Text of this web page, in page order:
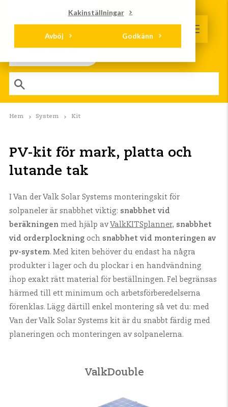
Kakinställningar
Godkänn
Avböj
Hem System Kit
PV-kit för mark, platta och
lutande tak
I Van der Valk Solar Systems monteringskit för
solpaneler är snabbhet viktig: snabbhet vid
beräkningen med hjälp av ValkKITSplanner, snabbhet
vid orderplockning och snabbhet vid monteringen av
pv-system. Med kiten behöver du endast ha några
produkter i lager och du plockar i en handvändning
ihop exakt rätt material för beställningen. Fel begränsas
härmed till ett minimum och arbetsförberedelserna
förenklas. Lägg därtill enkel montering så vet du: med
Van der Valk Solar Systems kit är du snabbt färdig med
planeringen och monteringen av solpanelerna.
ValkDouble